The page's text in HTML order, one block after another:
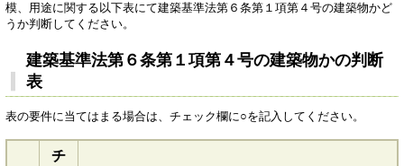
模、用途に関する以下表にて建築基準法第６条第１項第４号の建築物かど
うか判断してください。
建築基準法第６条第１項第４号の建築物かの判断
表
表の要件に当てはまる場合は、チェック欄に○を記入してください。
チ